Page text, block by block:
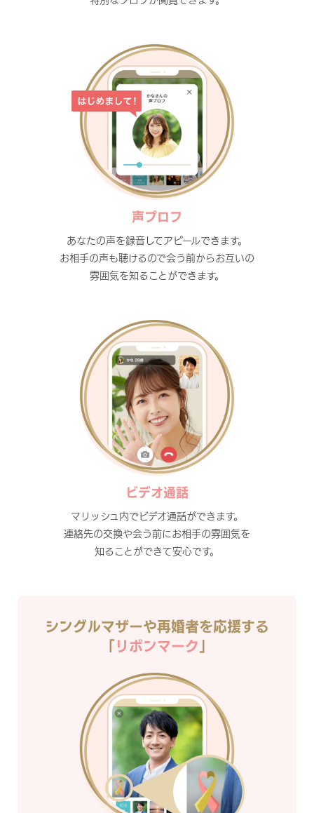
声プロフ
あなたの声を録音してアピールできます。
お相手の声も聴けるので会う前からお互いの
雰囲気を知ることができます。
ビデオ通話
マリッシュ内でビデオ通話ができます。
連絡先の交換や会う前にお相手の雰囲気を
知ることができて安心です。
シングルマザーや再婚者を応援する
「 リボンマーク